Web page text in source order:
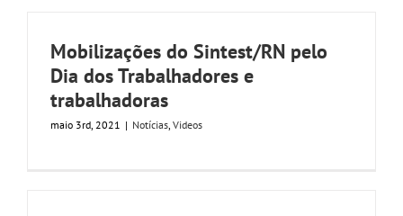
Mobilizações do Sintest/RN pelo
Dia dos Trabalhadores e
trabalhadoras
maio 3rd, 2021 | Notícias, Videos